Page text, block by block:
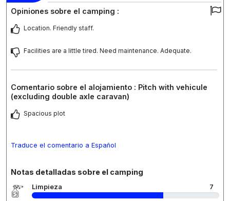
Opiniones sobre el camping :
Location. Friendly staff.
Facilities are a little tired. Need maintenance. Adequate.
Comentario sobre el alojamiento : Pitch with vehicule
(excluding double axle caravan)
Spacious plot
Traduce el comentario a Español
Notas detalladas sobre el camping
Limpieza 7